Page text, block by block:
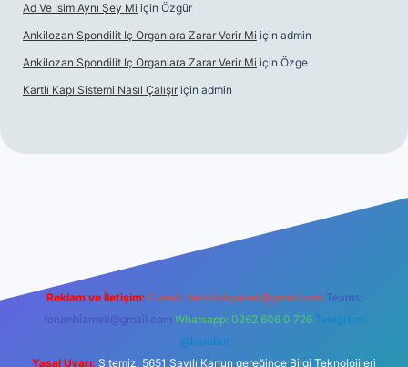
Ad Ve Isim Aynı Şey Mi için Özgür
Ankilozan Spondilit Iç Organlara Zarar Verir Mi için admin
Ankilozan Spondilit Iç Organlara Zarar Verir Mi için Özge
Kartlı Kapı Sistemi Nasıl Çalışır için admin
Reklam ve İletişim: E-mail: backlinkpaneli@gmail.com Teams:
forumhizmeti@gmail.com Whatsapp: 0262 606 0 726 Telegram:
@karabul
Yasal Uyarı: Sitemiz, 5651 Sayılı Kanun gereğince Bilgi Teknolojileri